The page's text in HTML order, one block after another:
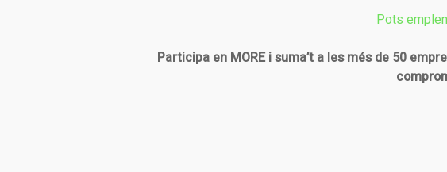
Pots
Participa en MORE i suma’t a les més de 50